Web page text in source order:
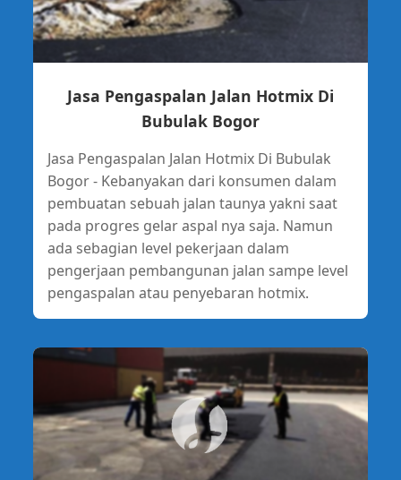
Jasa Pengaspalan Jalan Hotmix Di
Bubulak Bogor
Jasa Pengaspalan Jalan Hotmix Di Bubulak
Bogor - Kebanyakan dari konsumen dalam
pembuatan sebuah jalan taunya yakni saat
pada progres gelar aspal nya saja. Namun
ada sebagian level pekerjaan dalam
pengerjaan pembangunan jalan sampe level
pengaspalan atau penyebaran hotmix.